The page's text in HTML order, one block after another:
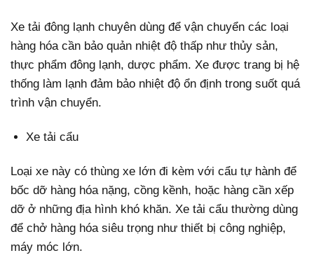
Xe tải đông lạnh chuyên dùng để vận chuyển các loại
hàng hóa cần bảo quản nhiệt độ thấp như thủy sản,
thực phẩm đông lạnh, dược phẩm. Xe được trang bị hệ
thống làm lạnh đảm bảo nhiệt độ ổn định trong suốt quá
trình vận chuyển.
Xe tải cẩu
Loại xe này có thùng xe lớn đi kèm với cẩu tự hành để
bốc dỡ hàng hóa nặng, cồng kềnh, hoặc hàng cần xếp
dỡ ở những địa hình khó khăn. Xe tải cẩu thường dùng
để chở hàng hóa siêu trọng như thiết bị công nghiệp,
máy móc lớn.